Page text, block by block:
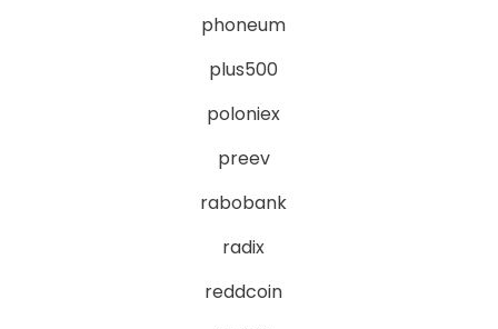
phoneum
plus500
poloniex
preev
rabobank
radix
reddcoin